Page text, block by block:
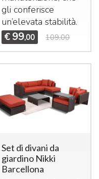
gli conferisce
un’elevata stabilità.
€ 99,00 109,00
Set di divani da
giardino Nikki
Barcellona